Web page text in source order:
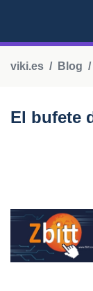
viki.es Blog
El bufete